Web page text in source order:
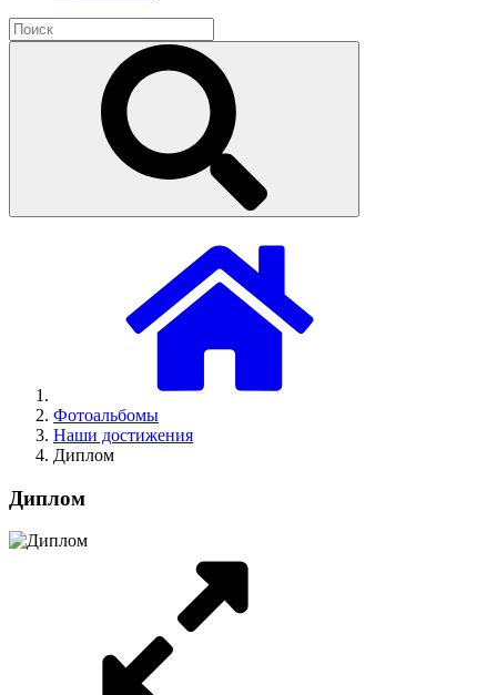
Фотоальбомы
Наши достижения
Диплом
Диплом